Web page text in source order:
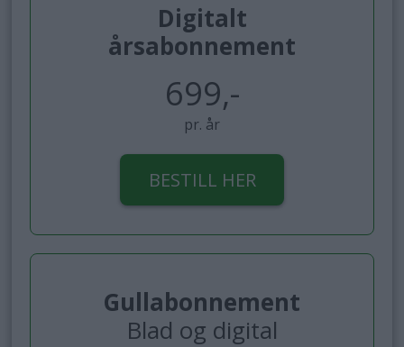
Digitalt
årsabonnement
699,-
pr. år
BESTILL HER
Gullabonnement
Blad og digital